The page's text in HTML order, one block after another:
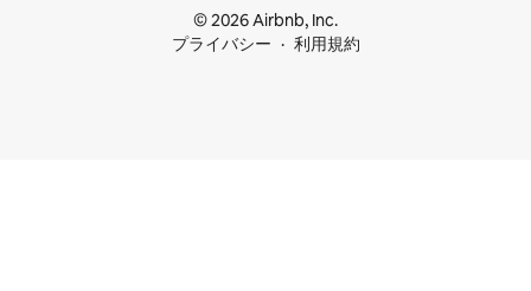
© 2026 Airbnb, Inc.
プライバシー
利用規約